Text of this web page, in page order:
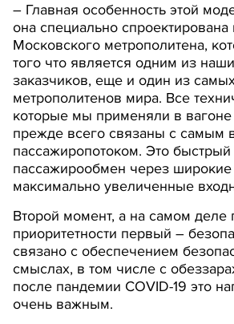
– Главная особенность этой
она специально
Московского метрополитена,
того что является одним из
заказчиков, еще и один из
метрополитенов мира. Все
которые мы применяли в
прежде всего связаны с самым
пассажиропотоком. Это быстрый
пассажирообмен через широкие
максимально увеличенные
Второй момент, а на самом деле
приоритетности первый –
связано с обеспечением
смыслах, в том числе с
после пандемии COVID-19 это
очень важным.